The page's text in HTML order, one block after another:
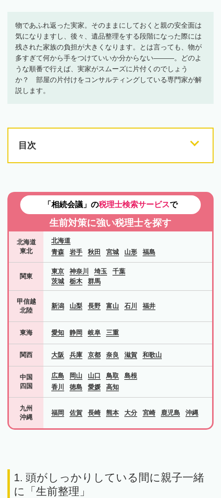
物であふれ返った実家。そのままにしておくと親の安全面は
気になりますし、後々、遺品整理をする段階になった際には
残された家族の負担が大きくなります。とは言っても、物が
多すぎて何から手をつけていいか分からない―――。どのよ
うな順番で行えば、実家がスムーズに片付くのでしょう
か？ 部屋の片付けをコンサルティングしている専門家が解
説します。
目次
「相続会議」の税理士検索サービスで
生前対策に強い税理士を探す
北海道
東北
北海道
青森
岩手 秋田 宮城 山形 福島
関東
東京 神奈川 埼玉
千葉
茨城
栃木 群馬
甲信越
北陸
新潟 山梨 長野 富山 石川 福井
東海 愛知 静岡 岐阜 三重
関西 大阪 兵庫 京都 奈良 滋賀 和歌山
中国
四国
広島 岡山 山口 鳥取
島根
香川
徳島 愛媛 高知
九州
沖縄
福岡 佐賀 長崎 熊本 大分 宮崎 鹿児島 沖縄
1. 頭がしっかりしている間に親子一緒
に「生前整理」